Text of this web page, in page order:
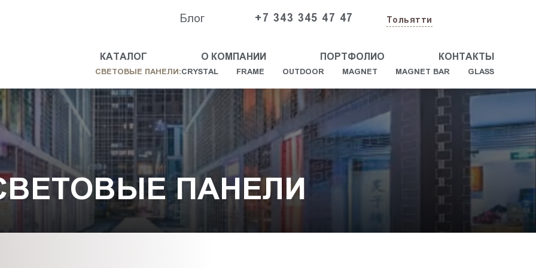
Блог +7 343 345 47 47 Тольятти
КАТАЛОГ О КОМПАНИИ ПОРТФОЛИО КОНТАКТЫ
СВЕТОВЫЕ ПАНЕЛИ:CRYSTAL FRAME OUTDOOR MAGNET MAGNET BAR GLASS
ПАНЕЛИ